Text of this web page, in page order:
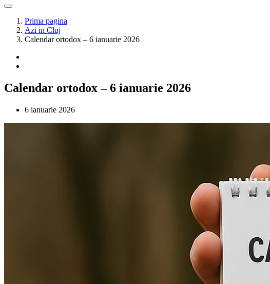
Prima pagina
Azi in Cluj
Calendar ortodox – 6 ianuarie 2026
Calendar ortodox – 6 ianuarie 2026
6 ianuarie 2026